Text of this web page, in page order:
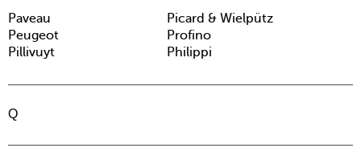
Paveau
Picard & Wielpütz
Peugeot
Profino
Pillivuyt
Philippi
Q